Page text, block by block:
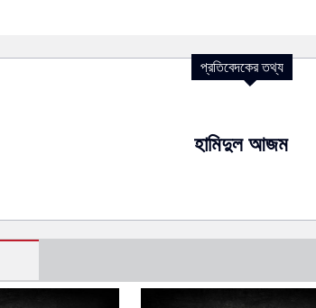
প্রতিবেদকের তথ্য
হামিদুল আজম